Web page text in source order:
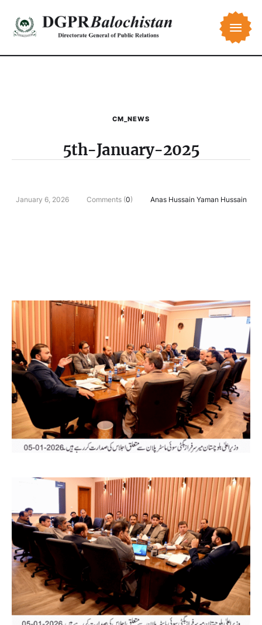
CM_NEWS
5th-January-2025
January 6, 2026 Comments (0) Anas Hussain Yaman Hussain